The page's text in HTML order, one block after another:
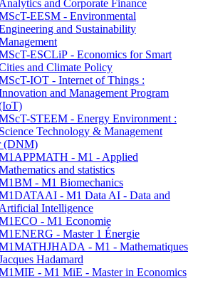
Analytics and Corporate Finance
EESM - Environmental
and Sustainability
ESCLiP - Economics for Smart
and Climate Policy
IOT - Internet of Things :
and Management Program
STEEM - Energy Environment :
Science Technology & Management
(DNM)
- M1 - Applied
and statistics
- M1 Biomechanics
- M1 Data AI - Data and
Artificial Intelligence
- M1 Economie
- Master 1 Énergie
- M1 - Mathematiques
Hadamard
- M1 MiE - Master in Economics